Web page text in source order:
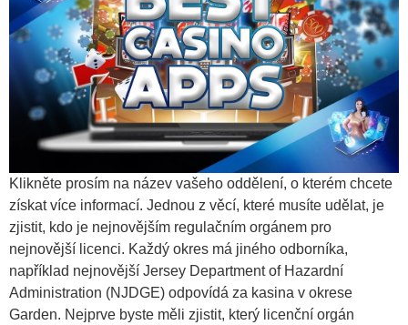
Klikněte prosím na název vašeho oddělení, o kterém chcete
získat více informací. Jednou z věcí, které musíte udělat, je
zjistit, kdo je nejnovějším regulačním orgánem pro
nejnovější licenci. Každý okres má jiného odborníka,
například nejnovější Jersey Department of Hazardní
Administration (NJDGE) odpovídá za kasina v okrese
Garden. Nejprve byste měli zjistit, který licenční orgán